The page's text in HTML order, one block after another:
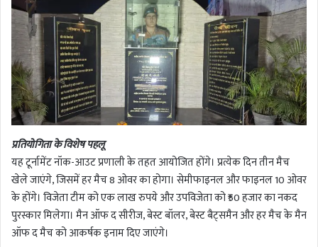
प्रतियोगिता के विशेष पहलू
यह टूर्नामेंट नॉक-आउट प्रणाली के तहत आयोजित होंगे। प्रत्येक दिन तीन मैच
खेले जाएंगे, जिसमें हर मैच 8 ओवर का होगा। सेमीफाइनल और फाइनल 10 ओवर
के होंगे। विजेता टीम को एक लाख रुपये और उपविजेता को ₹50 हजार का नकद
पुरस्कार मिलेगा। मैन ऑफ द सीरीज, बेस्ट बॉलर, बेस्ट बैट्समैन और हर मैच के मैन
ऑफ द मैच को आकर्षक इनाम दिए जाएंगे।